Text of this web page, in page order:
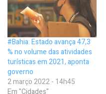
#Bahia: Estado avança 47,3
% no volume das atividades
turísticas em 2021, aponta
governo
2 março 2022 - 14h45
Em "Cidades"